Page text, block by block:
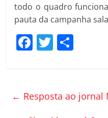
todo o quadro
pauta da campanha
F
e
b
T
er p
ar
← Resposta ao jornal